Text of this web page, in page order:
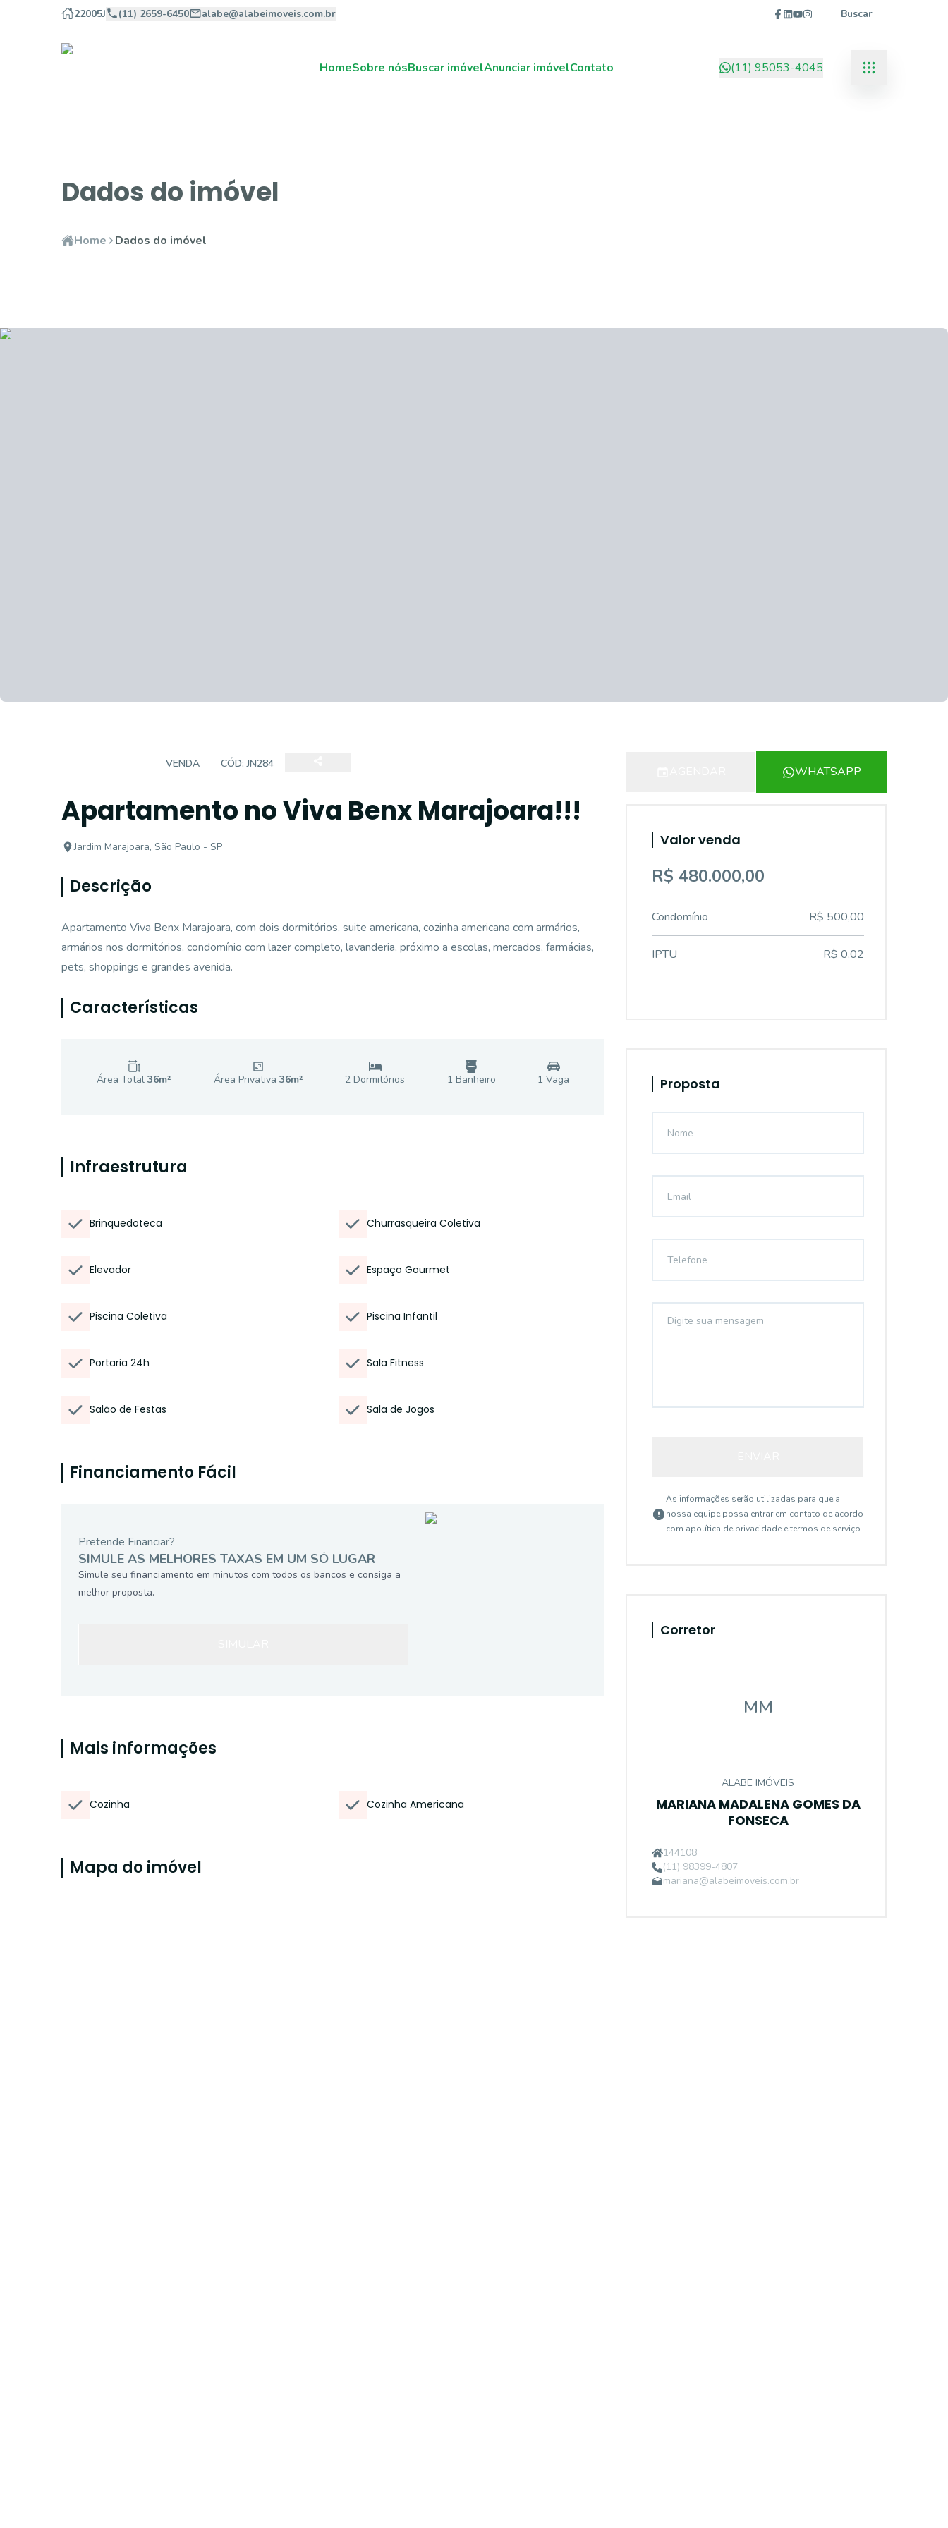
22005J (11) 2659-6450 alabe@alabeimoveis.com.br Buscar
HomeSobre nósBuscar imóvelAnunciar imóvelContato (11) 95053-4045
Dados do imóvel
Home Dados do imóvel
VENDA CÓD:JN284
Apartamento no Viva Benx Marajoara!!!
Jardim Marajoara, São Paulo - SP
Descrição
Apartamento Viva Benx Marajoara, com dois dormitórios, suite americana, cozinha americana com armários,
armários nos dormitórios, condomínio com lazer completo, lavanderia, próximo a escolas, mercados, farmácias,
pets, shoppings e grandes avenida.
Características
Área Total 36m² Área Privativa 36m² 2 Dormitórios 1 Banheiro 1 Vaga
Infraestrutura
Brinquedoteca Churrasqueira Coletiva
Elevador Espaço Gourmet
Piscina Coletiva Piscina Infantil
Portaria 24h Sala Fitness
Salão de Festas Sala de Jogos
Financiamento Fácil
Pretende Financiar?
SIMULE AS MELHORES TAXAS EM UM SÓ LUGAR
Simule seu financiamento em minutos com todos os bancos e consiga a
melhor proposta.
Mais informações
Cozinha Cozinha Americana
Mapa do imóvel
WHATSAPP
Valor venda
R$ 480.000,00
Condomínio R$ 500,00
IPTU R$ 0,02
Proposta
As informações serão utilizadas para que a
nossa equipe possa entrar em contato de acordo
com apolítica de privacidade e termos de serviço
Corretor
MM
ALABE IMÓVEIS
MARIANA MADALENA GOMES DA
FONSECA
144108
(11) 98399-4807
mariana@alabeimoveis.com.br